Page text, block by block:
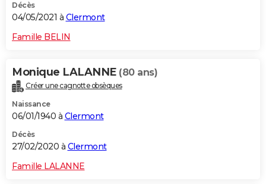
Décès
04/05/2021 à Clermont
Famille BELIN
Monique LALANNE (80 ans)
Créer une cagnotte obsèques
Naissance
06/01/1940 à Clermont
Décès
27/02/2020 à Clermont
Famille LALANNE